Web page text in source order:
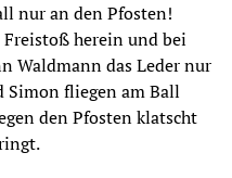
nur an den Pfosten!
herein und bei
Waldmann das Leder nur
Simon fliegen am Ball
den Pfosten klatscht